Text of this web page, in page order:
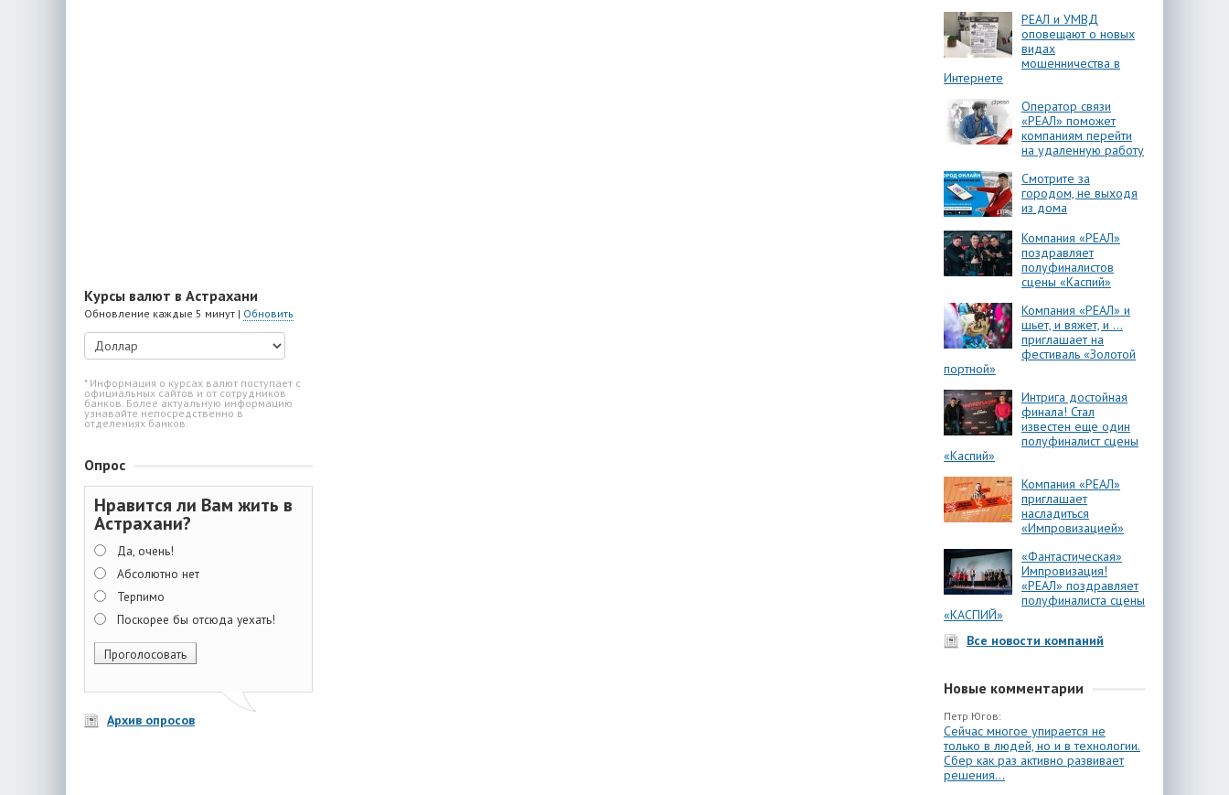
Курсы валют в Астрахани
Обновление каждые 5 минут | Обновить
* Информация о курсах валют поступает с
официальных сайтов и от сотрудников
банков. Более актуальную информацию
узнавайте непосредственно в
отделениях банков.
Опрос
Нравится ли Вам жить в
Астрахани?
Да, очень!
Абсолютно нет
Терпимо
Поскорее бы отсюда уехать!
Архив опросов
РЕАЛ и УМВД
оповещают о новых
видах
мошенничества в
Интернете
Оператор связи
«РЕАЛ» поможет
компаниям перейти
на удаленную работу
Смотрите за
городом, не выходя
из дома
Компания «РЕАЛ»
поздравляет
полуфиналистов
сцены «Каспий»
Компания «РЕАЛ» и
шьет, и вяжет, и …
приглашает на
фестиваль «Золотой
портной»
Интрига достойная
финала! Стал
известен еще один
полуфиналист сцены
«Каспий»
Компания «РЕАЛ»
приглашает
насладиться
«Импровизацией»
«Фантастическая»
Импровизация!
«РЕАЛ» поздравляет
полуфиналиста сцены
«КАСПИЙ»
Все новости компаний
Новые комментарии
Петр Югов:
Сейчас многое упирается не
только в людей, но и в технологии.
Сбер как раз активно развивает
решения...